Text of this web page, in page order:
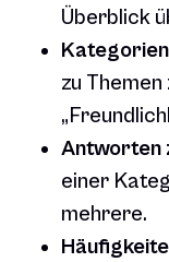
Überblick
zu Themen
Antworten
einer
mehrere.